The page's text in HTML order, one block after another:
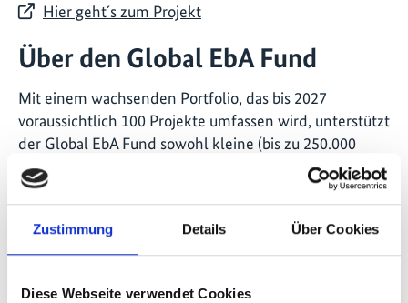
Zustimmung Details Über Cookies
Diese Webseite verwendet Cookies
Hier geht´s zum Projekt
Über den Global EbA Fund
Mit einem wachsenden Portfolio, das bis 2027
voraussichtlich 100 Projekte umfassen wird, unterstützt
der Global EbA Fund sowohl kleine (bis zu 250.000
USD) als auch mittlere (bis zu 500.000 USD)
Fördervorhaben. Diese Initiativen bringen naturbasierte
anpassung durch die Kraft der Natur.